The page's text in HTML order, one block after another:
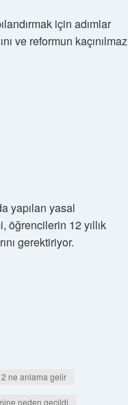
için adımlar
ve reformun kaçınılmaz
yapılan yasal
öğrencilerin 12 yıllık
gerektiriyor.
ne anlama gelir
neden geçildi